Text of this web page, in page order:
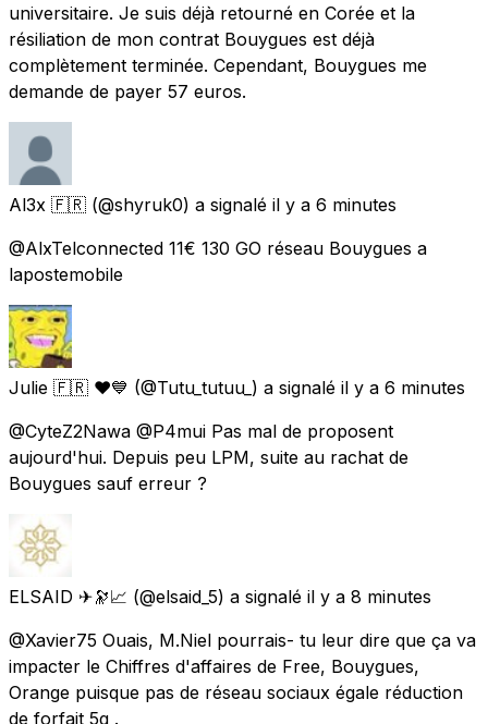
universitaire. Je suis déjà retourné en Corée et la
résiliation de mon contrat Bouygues est déjà
complètement terminée. Cependant, Bouygues me
demande de payer 57 euros.
Al3x 🇫🇷 (@shyruk0) a signalé il y a 6 minutes
@AlxTelconnected 11€ 130 GO réseau Bouygues a
lapostemobile
Julie 🇫🇷 ❤️💙 (@Tutu_tutuu_) a signalé il y a 6 minutes
@CyteZ2Nawa @P4mui Pas mal de proposent
aujourd'hui. Depuis peu LPM, suite au rachat de
Bouygues sauf erreur ?
ELSAID ✈🔭📈 (@elsaid_5) a signalé il y a 8 minutes
@Xavier75 Ouais, M.Niel pourrais- tu leur dire que ça va
impacter le Chiffres d'affaires de Free, Bouygues,
Orange puisque pas de réseau sociaux égale réduction
de forfait 5g .